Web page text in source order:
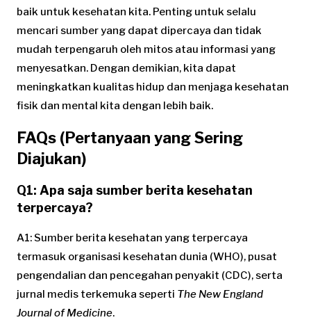
baik untuk kesehatan kita. Penting untuk selalu
mencari sumber yang dapat dipercaya dan tidak
mudah terpengaruh oleh mitos atau informasi yang
menyesatkan. Dengan demikian, kita dapat
meningkatkan kualitas hidup dan menjaga kesehatan
fisik dan mental kita dengan lebih baik.
FAQs (Pertanyaan yang Sering
Diajukan)
Q1: Apa saja sumber berita kesehatan
terpercaya?
A1: Sumber berita kesehatan yang terpercaya
termasuk organisasi kesehatan dunia (WHO), pusat
pengendalian dan pencegahan penyakit (CDC), serta
jurnal medis terkemuka seperti The New England
Journal of Medicine.